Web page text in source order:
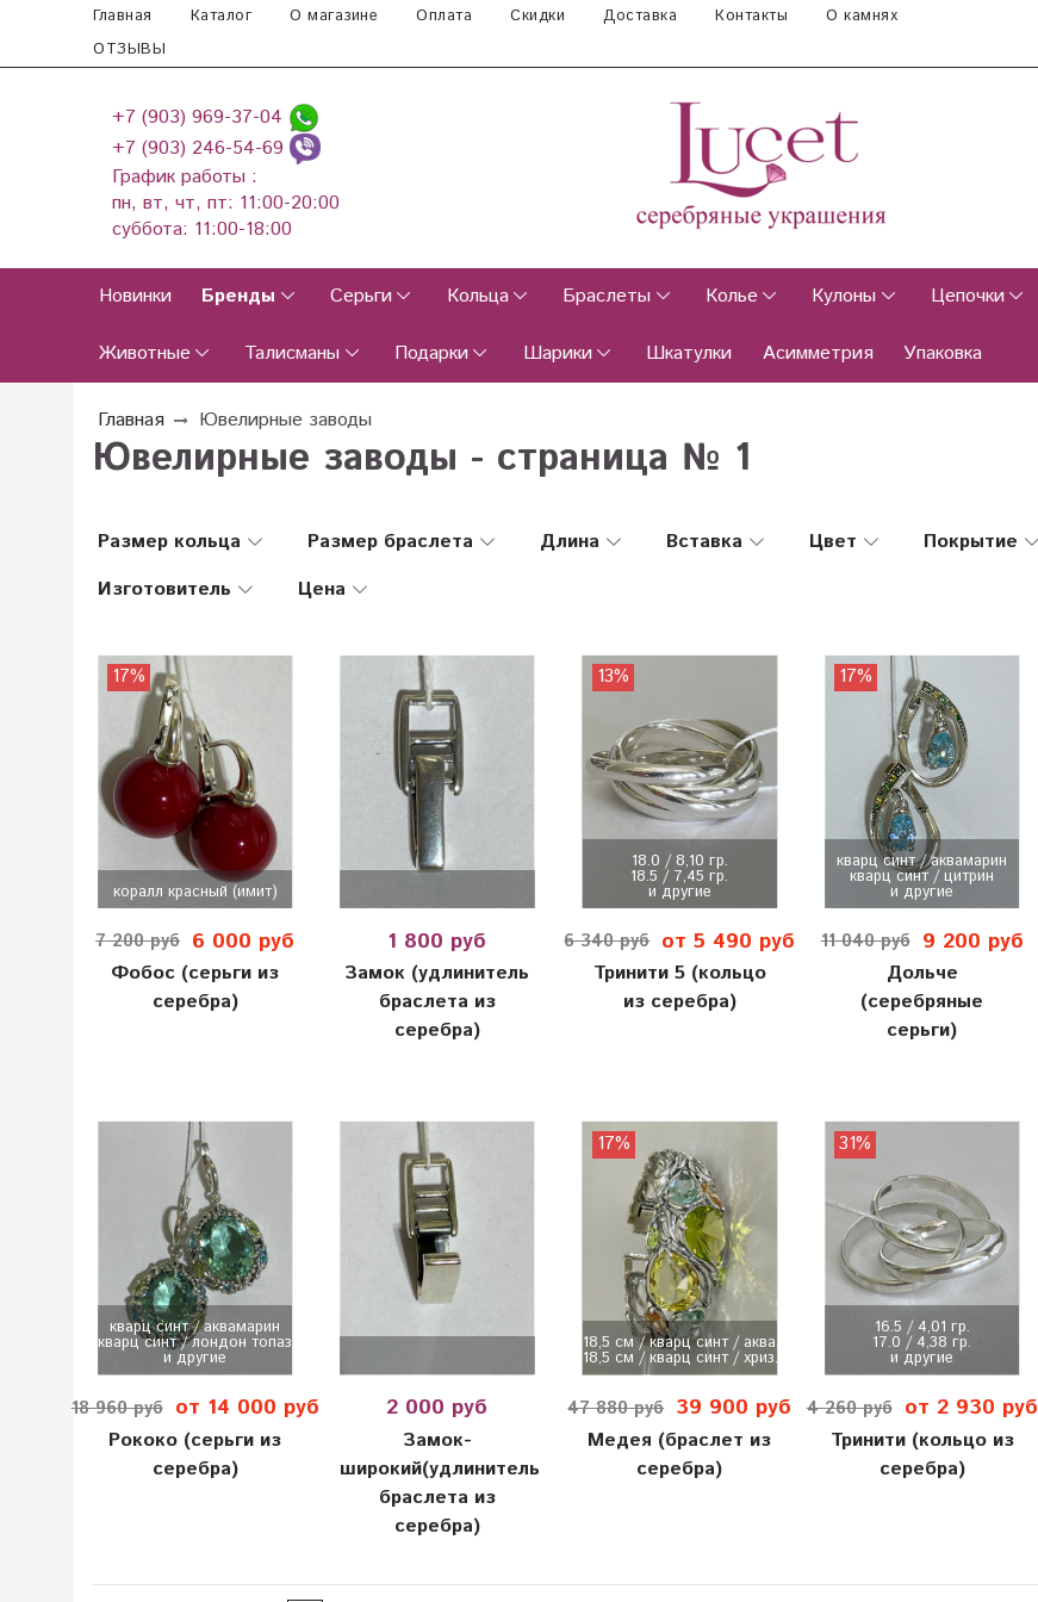
Главная Каталог О магазине Оплата Скидки Доставка Контакты
О камнях
ОТЗЫВЫ
+7 (903) 969-37-04
+7 (903) 246-54-69
График работы :
пн, вт, чт, пт: 11:00-20:00
суббота: 11:00-18:00
Новинки Бренды Серьги Кольца Браслеты Колье Кулоны Цепочки
Животные Талисманы Подарки Шарики Шкатулки Асимметрия Упаковка
Главная Ювелирные заводы
Ювелирные заводы - страница № 1
Размер кольца Размер браслета Длина Вставка Цвет
Покрытие
Изготовитель
Цена
коралл красный (имит)
17%
7 200 руб 6 000 руб
Фобос (серьги из
серебра)
1 800 руб
Замок (удлинитель
браслета из
серебра)
18.0 / 8,10 гр.
18.5 / 7,45 гр.
и другие
13%
6 340 руб от 5 490 руб
Тринити 5 (кольцо
из серебра)
кварц синт / аквамарин
кварц синт / цитрин
и другие
17%
11 040 руб 9 200 руб
Дольче
(серебряные
серьги)
кварц синт / аквамарин
кварц синт / лондон топаз
и другие
18 960 руб от 14 000 руб
Рококо (серьги из
серебра)
2 000 руб
Замок-
широкий(удлинитель
браслета из
серебра)
18,5 см / кварц синт / аква...
18,5 см / кварц синт / хриз...
17%
47 880 руб 39 900 руб
Медея (браслет из
серебра)
16.5 / 4,01 гр.
17.0 / 4,38 гр.
и другие
31%
4 260 руб от 2 930 руб
Тринити (кольцо из
серебра)